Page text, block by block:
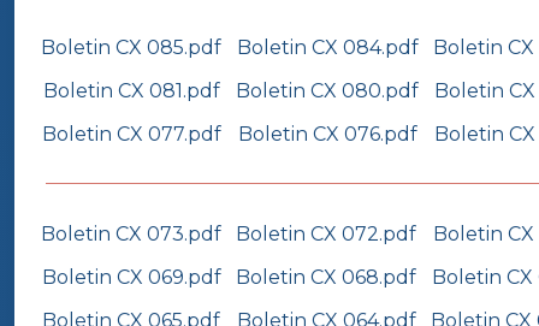
Boletin CX 085.pdf Boletin CX 084.pdf
Boletin
Boletin CX 081.pdf
Boletin CX 080.pdf
Boletin
Boletin CX 077.pdf
Boletin CX 076.pdf Boletin
Boletin CX 073.pdf Boletin CX 072.pdf
Boletin CX
Boletin CX 069.pdf
Boletin CX 068.pdf
Boletin CX
Boletin CX 065.pdf
Boletin CX 064.pdf Boletin CX